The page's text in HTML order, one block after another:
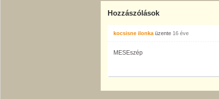
Hozzászólások
kocsisne ilonka üzente 16 éve
MESEszép